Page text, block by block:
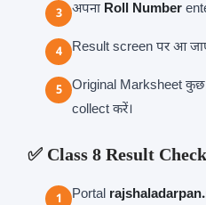
अपना Roll Number
Result screen पर आ
Original Marksheet कुछ
collect करें।
✅ Class 8 Result
Portal